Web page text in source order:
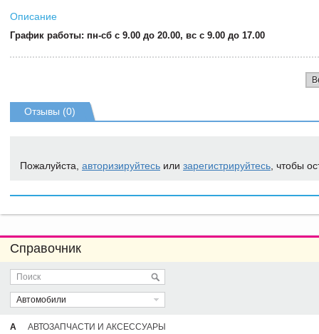
Описание
График работы: пн-сб с 9.00 до 20.00, вс с 9.00 до 17.00
Отзывы (0)
Пожалуйста, авторизируйтесь или зарегистрируйтесь , чтобы
Справочник
Автомобили
А
АВТОЗАПЧАСТИ И АКСЕССУАРЫ